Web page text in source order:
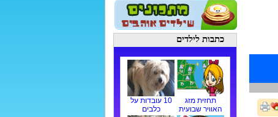
כתבות לילדים
תחזית מזג
האוויר שבועית
10 עובדות על
כלבים